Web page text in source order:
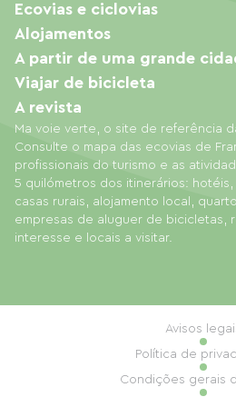
Ma voie verte, o site de referência
Consulte o mapa das ecovias de
profissionais do turismo e as
5 quilómetros dos itinerários:
casas rurais, alojamento local,
empresas de aluguer de bicicletas,
interesse e locais a visitar.
Ecovias e ciclovias
Alojamentos
A partir de uma grande
Viajar de bicicleta
A revista
Avisos
Política de
Condições gerais